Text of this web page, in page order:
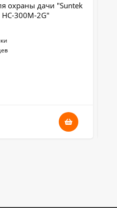
охраны дачи "Suntek
300M-2G"